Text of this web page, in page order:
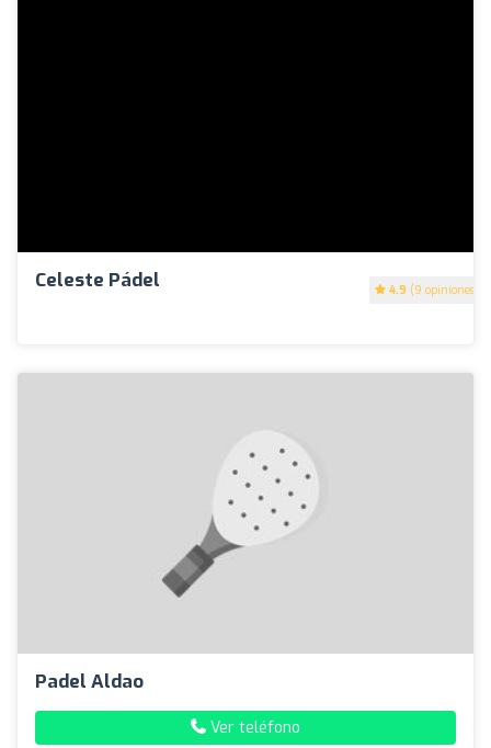
Celeste Pádel 4.9 (9 opiniones)
Padel Aldao
Ver teléfono